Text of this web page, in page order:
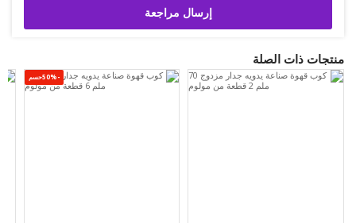
إرسال مراجعة
منتجات ذات الصلة
-50%حسم